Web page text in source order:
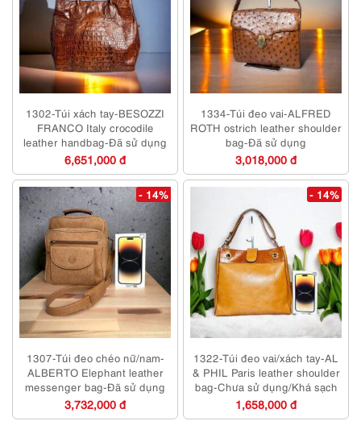
1302-Túi xách tay-BESOZZI
FRANCO Italy crocodile
leather handbag-Đã sử dụng
6,651,000 đ
1334-Túi đeo vai-ALFRED
ROTH ostrich leather shoulder
bag-Đã sử dụng
3,018,000 đ
- 14%
1307-Túi đeo chéo nữ/nam-
ALBERTO Elephant leather
messenger bag-Đã sử dụng
3,732,000 đ
- 14%
1322-Túi đeo vai/xách tay-AL
& PHIL Paris leather shoulder
bag-Chưa sử dụng/Khá sạch
1,658,000 đ